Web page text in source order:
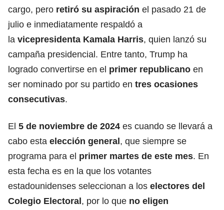
cargo, pero retiró su aspiración el pasado 21 de
julio e inmediatamente respaldó a
la vicepresidenta Kamala Harris, quien lanzó su
campaña presidencial. Entre tanto, Trump ha
logrado convertirse en el primer republicano en
ser nominado por su partido en tres ocasiones
consecutivas.
El 5 de noviembre de 2024 es cuando se llevará a
cabo esta elección general, que siempre se
programa para el primer martes de este mes. En
esta fecha es en la que los votantes
estadounidenses seleccionan a los electores del
Colegio Electoral, por lo que no eligen